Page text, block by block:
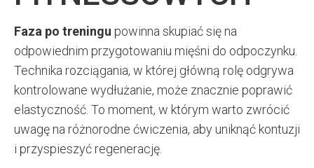
Faza po treningu powinna skupiać się na
odpowiednim przygotowaniu mięśni do odpoczynku.
Technika rozciągania, w której główną rolę odgrywa
kontrolowane wydłużanie, może znacznie poprawić
elastyczność. To moment, w którym warto zwrócić
uwagę na różnorodne ćwiczenia, aby uniknąć kontuzji
i przyspieszyć regenerację.